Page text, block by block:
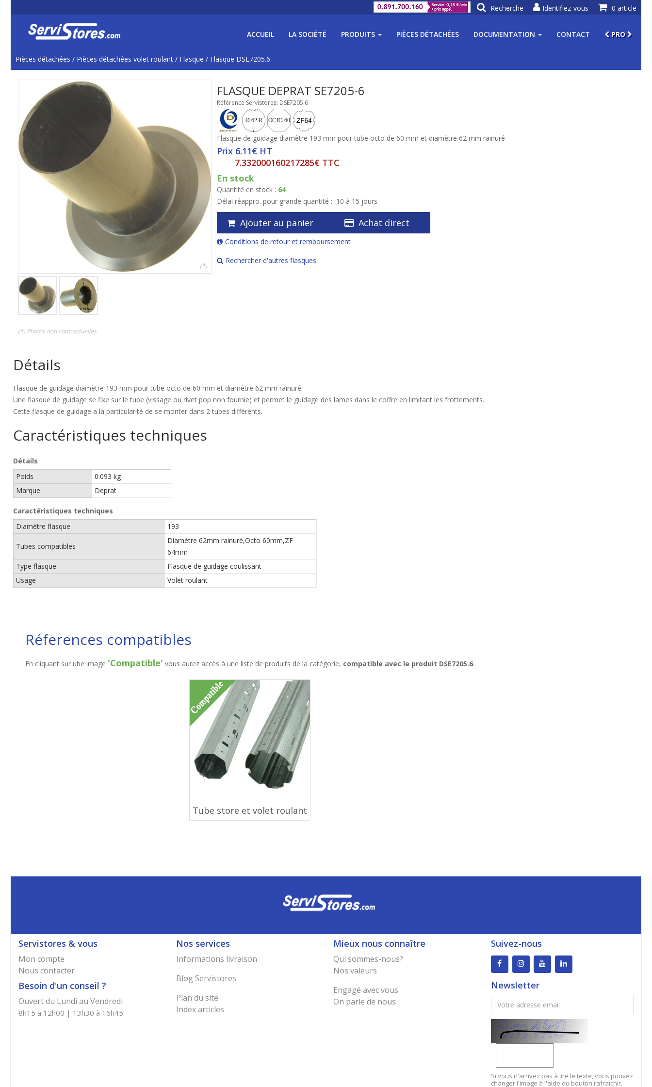
ACCUEIL LA SOCIÉTÉ PRODUITS PIÈCES DÉTACHÉES DOCUMENTATION CONTACT PRO
Pièces détachées / Pièces détachées volet roulant / Flasque / Flasque DSE7205.6
(*)
(*) Photos non contractuelles
FLASQUE DEPRAT SE7205-6
Référence Servistores: DSE7205.6
Flasque de guidage diamètre 193 mm pour tube octo de 60 mm et diamètre 62 mm rainuré
Prix 6.11€ HT
7.332000160217285€ TTC
En stock
Quantité en stock : 64
Délai réappro. pour grande quantité : 10 à 15 jours
Ajouter au panier Achat direct
Conditions de retour et remboursement
Rechercher d'autres flasques
Détails
Flasque de guidage diamètre 193 mm pour tube octo de 60 mm et diamètre 62 mm rainuré.
Une flasque de guidage se fixe sur le tube (vissage ou rivet pop non fournie) et permet le guidage des lames dans le coffre en limitant les frottements.
Cette flasque de guidage a la particularité de se monter dans 2 tubes différents.
Caractéristiques techniques
Détails
Poids
0.093 kg
Marque
Deprat
Caractéristiques techniques
Diamètre flasque
193
Tubes compatibles
Diamètre 62mm rainuré,Octo 60mm,ZF
64mm
Type flasque
Flasque de guidage coulissant
Usage
Volet roulant
Réferences compatibles
En cliquant sur ube image 'Compatible' vous aurez accès à une liste de produits de la catégorie, compatible avec le produit DSE7205.6.
Tube store et volet roulant
Servistores & vous
Mon compte
Nous contacter
Besoin d'un conseil ?
Ouvert du Lundi au Vendredi
8h15 à 12h00 | 13h30 à 16h45
Nos services
Informations livraison
Blog Servistores
Plan du site
Index articles
Mieux nous connaître
Qui sommes-nous?
Nos valeurs
Engagé avec vous
On parle de nous
Suivez-nous
Newsletter
Si vous n'arrivez pas à lire le texte, vous pouvez
changer l'image à l'aide du bouton rafraîchir.
0 article
Identifiez-vous
Recherche